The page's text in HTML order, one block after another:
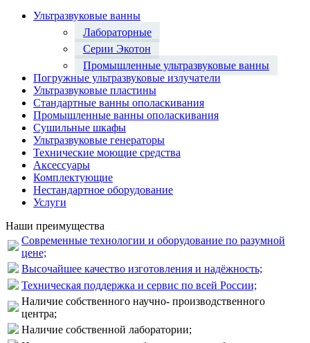
Ультразвуковые ванны
Лабораторные
Серии Экотон
Промышленные ультразвуковые ванны
Погружные ультразвуковые излучатели
Ультразвуковые пластины
Стандартные ванны ополаскивания
Промышленные ванны ополаскивания
Сушильные шкафы
Ультразвуковые генераторы
Технические моющие средства
Аксессуары
Комплектующие
Нестандартное оборудование
Услуги
Наши преимущества
Современные технологии и оборудование по разумной
цене;
Высочайшее качество изготовления и надёжность;
Техническая поддержка и сервис по всей России;
Наличие собственного научно- производственного
центра;
Наличие собственной лаборатории;